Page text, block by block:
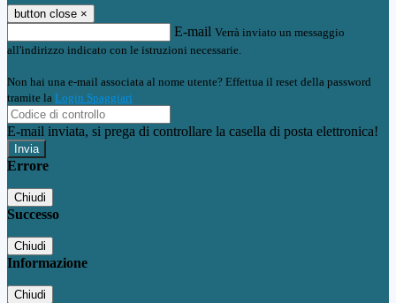
button close ×
E-mail Verrà inviato un messaggio
all'indirizzo indicato con le istruzioni necessarie.
Non hai una e-mail associata al nome utente? Effettua il reset della password
tramite la Login Spaggiari
E-mail inviata, si prega di controllare la casella di posta elettronica!
Errore
Chiudi
Successo
Chiudi
Informazione
Chiudi